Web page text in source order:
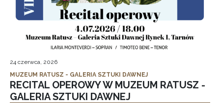
24 czerwca, 2026
MUZEUM RATUSZ - GALERIA SZTUKI DAWNEJ
RECITAL OPEROWY W MUZEUM RATUSZ -
GALERIA SZTUKI DAWNEJ